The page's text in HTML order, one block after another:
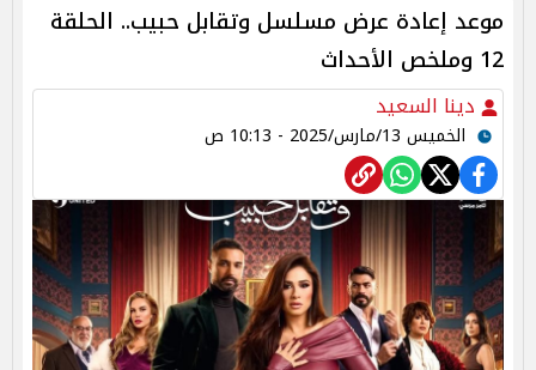
موعد إعادة عرض مسلسل وتقابل حبيب.. الحلقة
12 وملخص الأحداث
دينا السعيد
الخميس 13/مارس/2025 - 10:13 ص